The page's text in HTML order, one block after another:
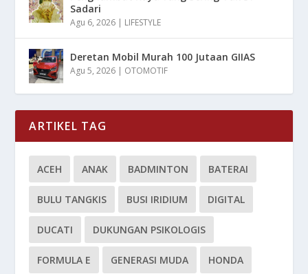
Sadari
Agu 6, 2026 | LIFESTYLE
Deretan Mobil Murah 100 Jutaan GIIAS
Agu 5, 2026 | OTOMOTIF
ARTIKEL TAG
ACEH ANAK BADMINTON BATERAI
BULU TANGKIS BUSI IRIDIUM DIGITAL
DUCATI DUKUNGAN PSIKOLOGIS
FORMULA E GENERASI MUDA HONDA